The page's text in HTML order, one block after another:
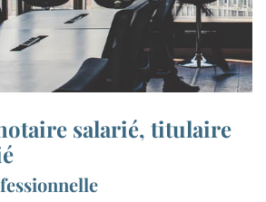
salarié, titulaire